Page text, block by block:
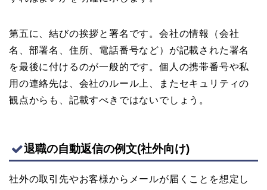
第五に、結びの挨拶と署名です。会社の情報（会社
名、部署名、住所、電話番号など）が記載された署名
を最後に付けるのが一般的です。個人の携帯番号や私
用の連絡先は、会社のルール上、またセキュリティの
観点からも、記載すべきではないでしょう。
退職の自動返信の例文(社外向け)
社外の取引先やお客様からメールが届くことを想定し